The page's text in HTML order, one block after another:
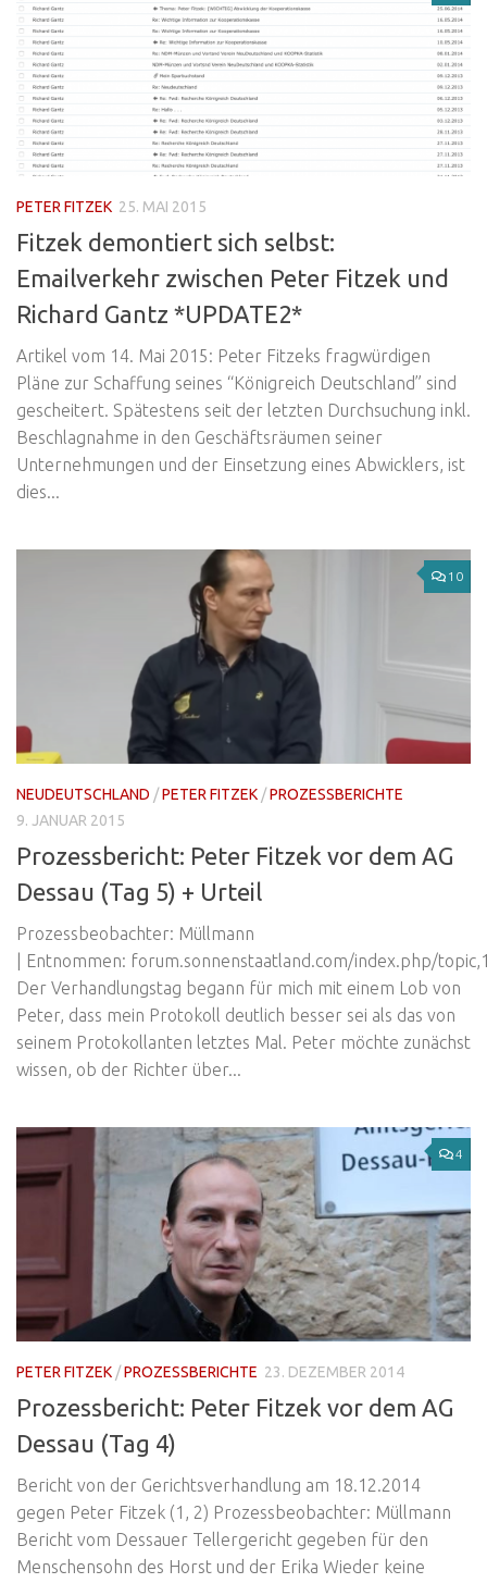
PETER FITZEK 25. MAI 2015
Fitzek demontiert sich selbst:
Emailverkehr zwischen Peter Fitzek und
Richard Gantz *UPDATE2*
Artikel vom 14. Mai 2015: Peter Fitzeks fragwürdigen
Pläne zur Schaffung seines “Königreich Deutschland” sind
gescheitert. Spätestens seit der letzten Durchsuchung inkl.
Beschlagnahme in den Geschäftsräumen seiner
Unternehmungen und der Einsetzung eines Abwicklers, ist
dies...
10
NEUDEUTSCHLAND /PETER FITZEK /PROZESSBERICHTE
9. JANUAR 2015
Prozessbericht: Peter Fitzek vor dem AG
Dessau (Tag 5) + Urteil
Prozessbeobachter: Müllmann
| Entnommen: forum.sonnenstaatland.com/index.php/
Der Verhandlungstag begann für mich mit einem Lob von
Peter, dass mein Protokoll deutlich besser sei als das von
seinem Protokollanten letztes Mal. Peter möchte zunächst
wissen, ob der Richter über...
4
PETER FITZEK /PROZESSBERICHTE 23. DEZEMBER 2014
Prozessbericht: Peter Fitzek vor dem AG
Dessau (Tag 4)
Bericht von der Gerichtsverhandlung am 18.12.2014
gegen Peter Fitzek (1, 2) Prozessbeobachter: Müllmann
Bericht vom Dessauer Tellergericht gegeben für den
Menschensohn des Horst und der Erika Wieder keine